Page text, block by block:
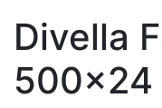
Divella
500×24